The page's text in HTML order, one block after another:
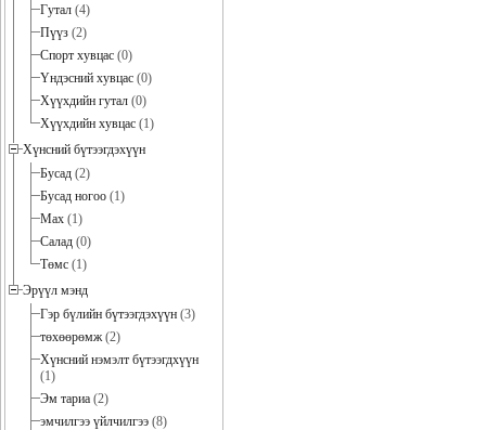
Гутал (4)
Пүүз (2)
Спорт хувцас (0)
Үндэсний хувцас (0)
Хүүхдийн гутал (0)
Хүүхдийн хувцас (1)
Хүнсний бүтээгдэхүүн
Бусад (2)
Бусад ногоо (1)
Мах (1)
Салад (0)
Төмс (1)
Эрүүл мэнд
Гэр бүлийн бүтээгдэхүүн (3)
төхөөрөмж(2)
Хүнсний нэмэлт бүтээгдхүүн
(1)
Эм тариа (2)
эмчилгээ үйлчилгээ (8)